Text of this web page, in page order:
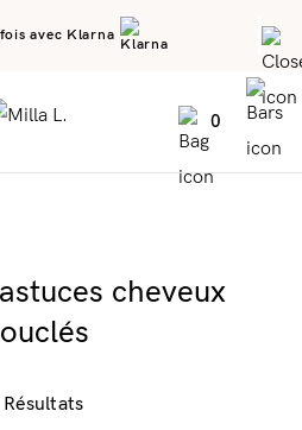
avec Klarna
0
astuces cheveux
Résultats